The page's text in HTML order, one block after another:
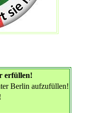
erfüllen!
Berlin aufzufüllen!